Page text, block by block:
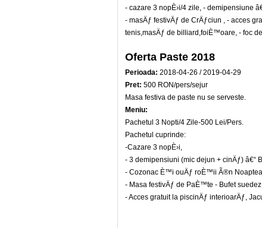
- cazare 3 nopÈ›i/4 zile, - demipensiune
- masÄƒ festivÄƒ de CrÄƒciun , - acces
tenis,masÄƒ de billiard,foiÈ™oare, - foc
Oferta Paste 2018
Perioada: 2018-04-26 / 2019-04-29
Pret: 500 RON/pers/sejur
Masa festiva de paste nu se serveste.
Meniu:
Pachetul 3 Nopti/4 Zile-500 Lei/Pers.
Pachetul cuprinde:
-Cazare 3 nopÈ›i,
- 3 demipensiuni (mic dejun + cinÄƒ) â€“
- Cozonac È™i ouÄƒ roÈ™ii Ã®n Noaptea
- Masa festivÄƒ de PaÈ™te - Bufet suedez
- Acces gratuit la piscinÄƒ interioarÄƒ,